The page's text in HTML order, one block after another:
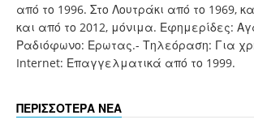
από το 1996. Στο Λουτράκι από το 1969,
και από το 2012, μόνιμα. Εφημερίδες:
Ραδιόφωνο: Ερωτας.- Τηλεόραση: Για
Internet: Επαγγελματικά από το 1999.
ΠΕΡΙΣΣΟΤΕΡΑ ΝΕΑ